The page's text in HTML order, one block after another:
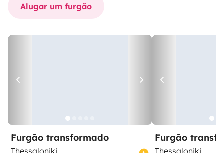
Alugar um furgão
Furgão transformado
Thessaloniki
Furgão
Thessaloniki